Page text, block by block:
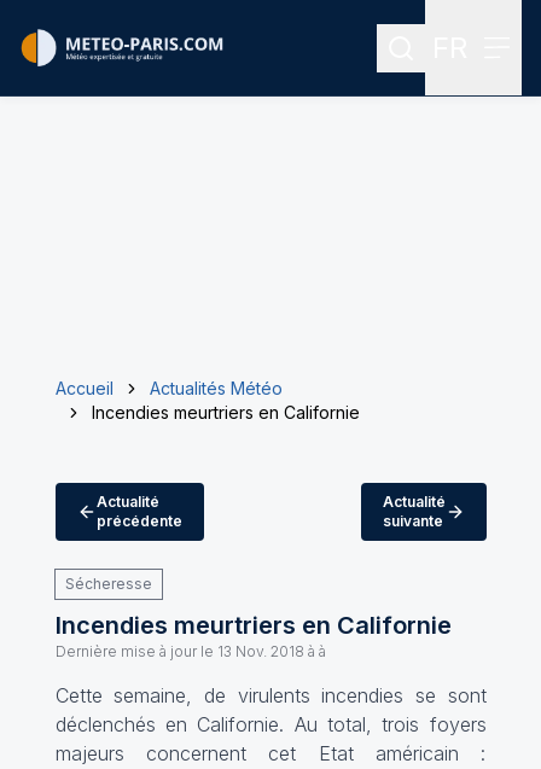
Rechercher
Accueil
Actualités Météo
Incendies meurtriers en Californie
Actualité
précédente
Actualité
suivante
Sécheresse
Incendies meurtriers en Californie
Dernière mise à jour le 13 Nov. 2018 à à
Cette semaine, de virulents incendies se sont
déclenchés en Californie. Au total, trois foyers
majeurs concernent cet Etat américain :